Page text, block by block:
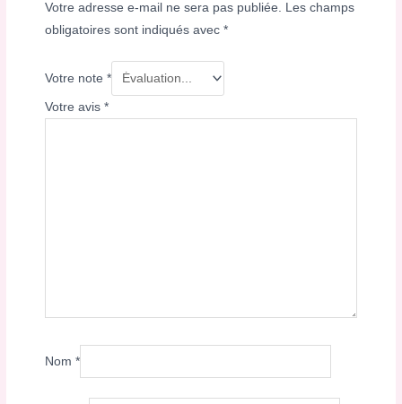
Votre adresse e-mail ne sera pas publiée. Les champs
obligatoires sont indiqués avec*
Votre note*
Votre avis*
Nom*